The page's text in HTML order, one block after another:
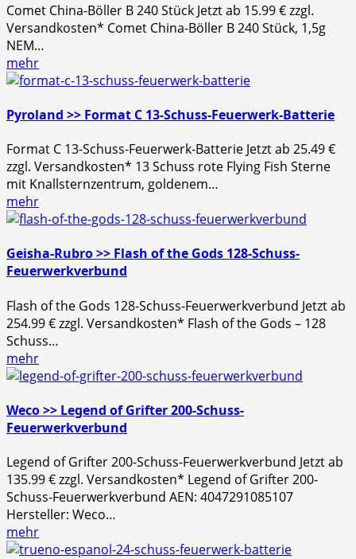
Comet China-Böller B 240 Stück Jetzt ab 15.99 € zzgl.
Versandkosten* Comet China-Böller B 240 Stück, 1,5g
NEM…
mehr
Pyroland >> Format C 13-Schuss-Feuerwerk-Batterie
Format C 13-Schuss-Feuerwerk-Batterie Jetzt ab 25.49 €
zzgl. Versandkosten* 13 Schuss rote Flying Fish Sterne
mit Knallsternzentrum, goldenem…
mehr
Geisha-Rubro >> Flash of the Gods 128-Schuss-
Feuerwerkverbund
Flash of the Gods 128-Schuss-Feuerwerkverbund Jetzt ab
254.99 € zzgl. Versandkosten* Flash of the Gods – 128
Schuss…
mehr
Weco >> Legend of Grifter 200-Schuss-
Feuerwerkverbund
Legend of Grifter 200-Schuss-Feuerwerkverbund Jetzt ab
135.99 € zzgl. Versandkosten* Legend of Grifter 200-
Schuss-Feuerwerkverbund AEN: 4047291085107
Hersteller: Weco…
mehr